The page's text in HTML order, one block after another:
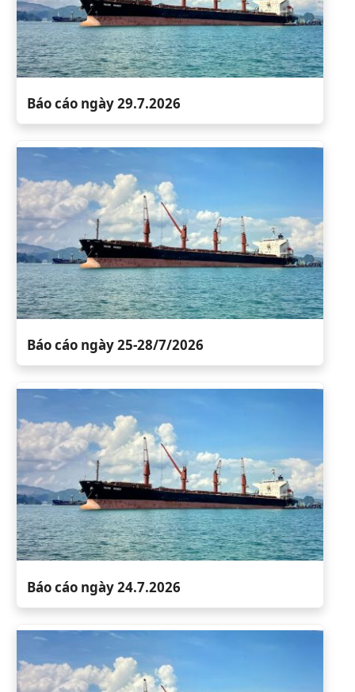
Báo cáo ngày 29.7.2026
Báo cáo ngày 25-28/7/2026
Báo cáo ngày 24.7.2026